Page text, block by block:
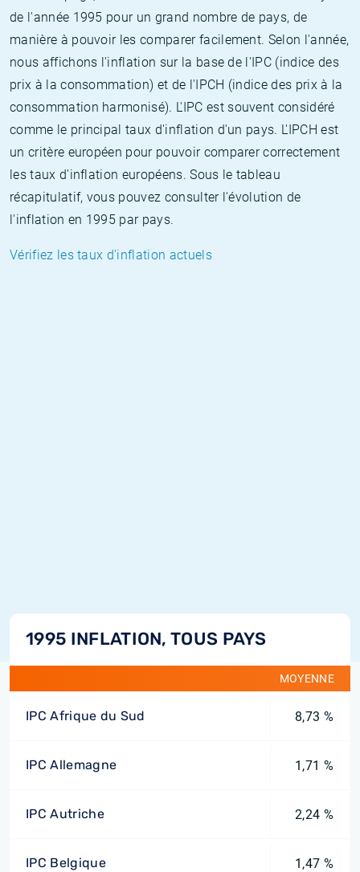
de l'année 1995 pour un grand nombre de pays, de
manière à pouvoir les comparer facilement. Selon l'année,
nous affichons l'inflation sur la base de l'IPC (indice des
prix à la consommation) et de l'IPCH (indice des prix à la
consommation harmonisé). L'IPC est souvent considéré
comme le principal taux d'inflation d'un pays. L'IPCH est
un critère européen pour pouvoir comparer correctement
les taux d'inflation européens. Sous le tableau
récapitulatif, vous pouvez consulter l'évolution de
l'inflation en 1995 par pays.
Vérifiez les taux d'inflation actuels
1995 INFLATION, TOUS PAYS
MOYENNE
IPC Afrique du Sud 8,73 %
IPC Allemagne 1,71 %
IPC Autriche 2,24 %
IPC Belgique 1,47 %